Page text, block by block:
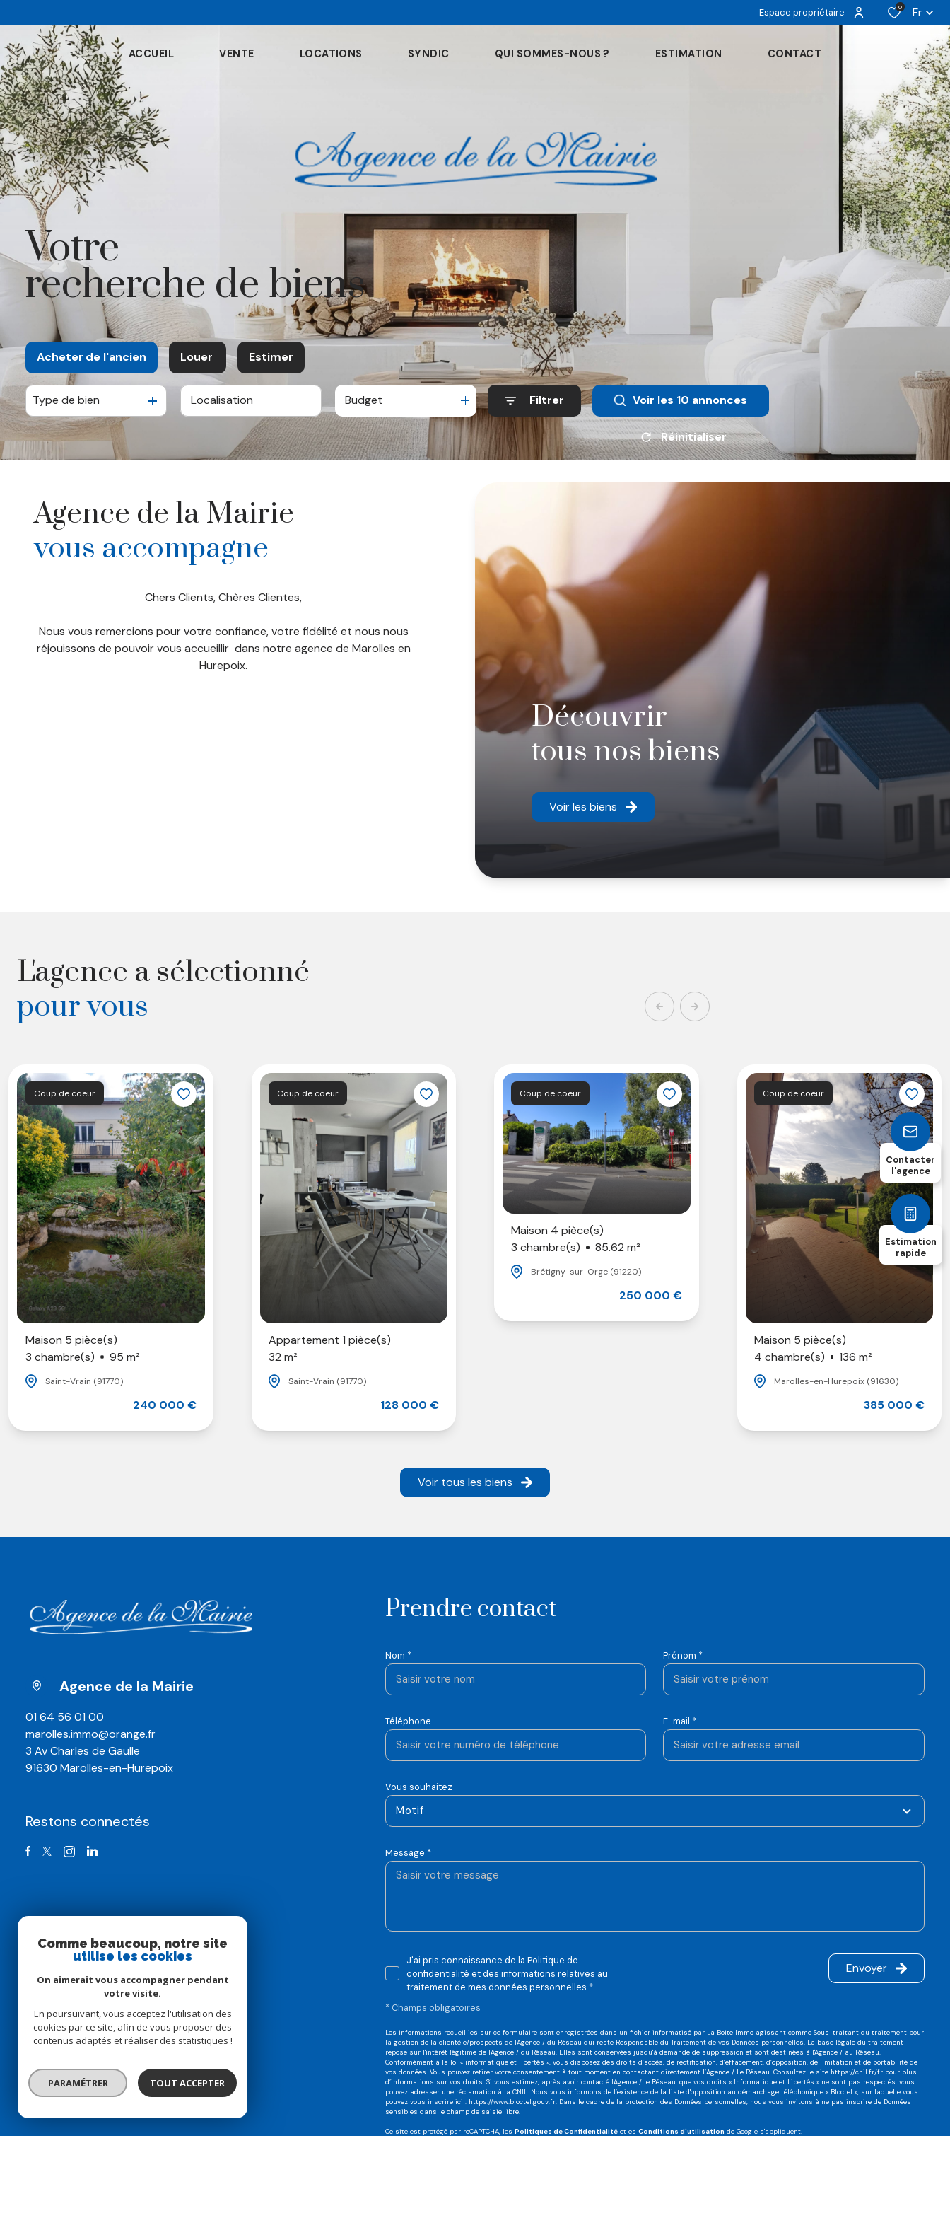
Espace propriétaire 0 Fr
ACCUEIL VENTE LOCATIONS SYNDIC QUI SOMMES-NOUS ? ESTIMATION CONTACT
votre
recherche de biens
Acheter de l'ancien
De l'ancien
De l'immo pro
Louer
à l'année
Estimer
Type de bien Budget Filtrer Voir les 10 annonces
Réinitialiser
Découvrir
tous nos biens
Voir les biens
Agence de la Mairie
vous accompagne
Chers Clients, Chères Clientes,
Nous vous remercions pour votre confiance, votre fidélité et nous nous
réjouissons de pouvoir vous accueillir dans notre agence de Marolles en
Hurepoix.
L'agence a sélectionné
pour vous
Coup de coeur
Maison 5 pièce(s)
3 chambre(s)
95 m²
Saint-Vrain (91770)
240 000 €
Coup de coeur
Appartement 1 pièce(s)
32 m²
Saint-Vrain (91770)
128 000 €
Coup de coeur
Maison 4 pièce(s)
3 chambre(s)
85.62 m²
Brétigny-sur-Orge (91220)
250 000 €
Coup de coeur
Maison 5 pièce(s)
4 chambre(s)
136 m²
Marolles-en-Hurepoix (91630)
385 000 €
Voir tous les biens
Contacter
l'agence
Estimation
rapide
prendre contact
Nom * Prénom *
Téléphone E-mail *
Vous souhaitez
Motif
Message *
J'ai pris connaissance de la Politique de
confidentialité et des informations relatives au
traitement de mes données personnelles *
* Champs obligatoires
Envoyer
Les informations recueillies sur ce formulaire sont enregistrées dans un fichier informatisé par La Boite Immo agissant comme Sous-traitant du traitement pour
la gestion de la clientèle/prospects de l'Agence / du Réseau qui reste Responsable du Traitement de vos Données personnelles. La base légale du traitement
repose sur l'intérêt légitime de l'Agence / du Réseau. Elles sont conservées jusqu'à demande de suppression et sont destinées à l'Agence / au Réseau.
Conformément à la loi « informatique et libertés », vous disposez des droits d’accès, de rectification, d’effacement, d’opposition, de limitation et de portabilité de
vos données. Vous pouvez retirer votre consentement à tout moment en contactant directement l’Agence / Le Réseau. Consultez le site https://cnil.fr/frpour plus
d’informations sur vos droits. Si vous estimez, après avoir contacté l'Agence / le Réseau, que vos droits « Informatique et Libertés » ne sont pas respectés, vous
pouvez adresser une réclamation à la CNIL. Nous vous informons de l’existence de la liste d'opposition au démarchage téléphonique « Bloctel », sur laquelle vous
pouvez vous inscrire ici : https://www.bloctel.gouv.fr. Dans le cadre de la protection des Données personnelles, nous vous invitons à ne pas inscrire de Données
sensibles dans le champ de saisie libre.
Ce site est protégé par reCAPTCHA, les Politiques de Confidentialitéet es Conditions d'utilisation de Google s'appliquent.
Agence de la Mairie
01 64 56 01 00
marolles.immo@orange.fr
3 Av Charles de Gaulle
91630 Marolles-en-Hurepoix
restons connectés
Comme beaucoup, notre site
utilise les cookies
On aimerait vous accompagner pendant
votre visite.
En poursuivant, vous acceptez l'utilisation des
cookies par ce site, afin de vous proposer des
contenus adaptés et réaliser des statistiques !
PARAMÉTRER TOUT ACCEPTER